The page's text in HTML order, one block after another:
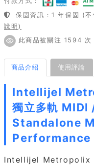
保固資訊：1 年保固 (
說明)
此商品被關注 1594 次
商品介紹 使用評論
Intellijel
獨立多軌 MIDI
Standalone
Performance
Intellijel Metropolix